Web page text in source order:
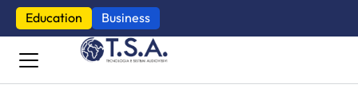
Education Business